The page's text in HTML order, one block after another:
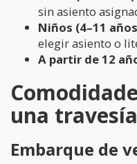
sin asiento
Niños (4–11
elegir asiento o
A partir de 12
una
Embarque de